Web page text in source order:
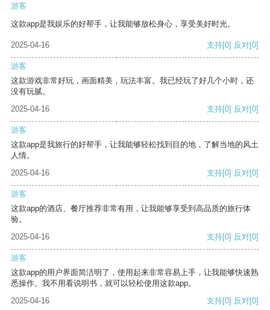
游客
这款app是我娱乐的好帮手，让我能够放松身心，享受美好时光。
2025-04-16 支持[0] 反对[0]
游客
这款游戏非常好玩，画面精美，玩法丰富。我已经玩了好几个小时，还
没有玩腻。
2025-04-16
支持[0] 反对[0]
游客
这款app是我旅行的好帮手，让我能够轻松找到目的地，了解当地的风土
人情。
2025-04-16
支持[0] 反对[0]
游客
这款app的酒店、餐厅推荐非常有用，让我能够享受到高品质的旅行体
验。
2025-04-16
支持[0] 反对[0]
游客
这款app的用户界面简洁明了，使用起来非常容易上手，让我能够快速熟
悉操作。我不用看说明书，就可以轻松使用这款app。
2025-04-16
支持[0] 反对[0]